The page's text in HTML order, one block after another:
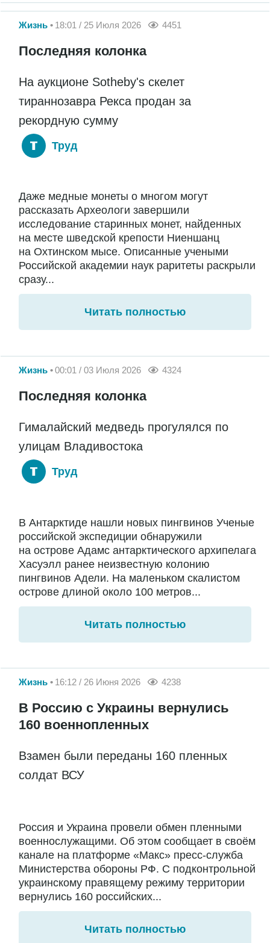
Жизнь 18:01 / 25 Июля 2026 4451
Последняя колонка
На аукционе Sotheby's скелет
тираннозавра Рекса продан за
рекордную сумму
Труд
Даже медные монеты о многом могут
рассказать Археологи завершили
исследование старинных монет, найденных
на месте шведской крепости Ниеншанц
на Охтинском мысе. Описанные учеными
Российской академии наук раритеты раскрыли
сразу...
Читать полностью
Жизнь 00:01 / 03 Июля 2026 4324
Последняя колонка
Гималайский медведь прогулялся по
улицам Владивостока
Труд
В Антарктиде нашли новых пингвинов Ученые
российской экспедиции обнаружили
на острове Адамс антарктического архипелага
Хасуэлл ранее неизвестную колонию
пингвинов Адели. На маленьком скалистом
острове длиной около 100 метров...
Читать полностью
Жизнь 16:12 / 26 Июня 2026 4238
В Россию с Украины вернулись
160 военнопленных
Взамен были переданы 160 пленных
солдат ВСУ
Россия и Украина провели обмен пленными
военнослужащими. Об этом сообщает в своём
канале на платформе «Макс» пресс-служба
Министерства обороны РФ. С подконтрольной
украинскому правящему режиму территории
вернулись 160 российских...
Читать полностью